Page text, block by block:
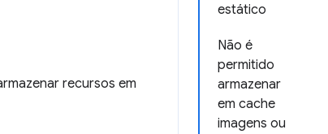
estático
Não é
permitido
armazenar
em cache
imagens ou
recursos em